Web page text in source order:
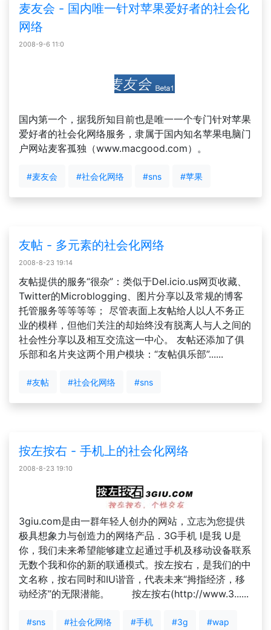
麦友会 - 国内唯一针对苹果爱好者的社会化
网络
2008-9-6 11:0
国内第一个，据我所知目前也是唯一一个专门针对苹果
爱好者的社会化网络服务，隶属于国内知名苹果电脑门
户网站麦客孤独（www.macgood.com）。
#麦友会 #社会化网络 #sns #苹果
友帖 - 多元素的社会化网络
2008-8-23 19:14
友帖提供的服务“很杂”：类似于Del.icio.us网页收藏、
Twitter的Microblogging、图片分享以及常规的博客
托管服务等等等等； 尽管表面上友帖给人以人不务正
业的模样，但他们关注的却始终没有脱离人与人之间的
社会性分享以及相互交流这一中心。 友帖还添加了俱
乐部和名片夹这两个用户模块：“友帖俱乐部”......
#友帖 #社会化网络 #sns
按左按右 - 手机上的社会化网络
2008-8-23 19:10
3giu.com是由一群年轻人创办的网站，立志为您提供
极具想象力与创造力的网络产品．3G手机 I是我 U是
你，我们未来希望能够建立起通过手机及移动设备联系
无数个我和你的新的联通模式。按左按右，是我们的中
文名称，按右同时和IU谐音，代表未来“拇指经济，移
动经济”的无限潜能。 按左按右(http://www.3......
#sns #社会化网络 #手机 #3g #wap